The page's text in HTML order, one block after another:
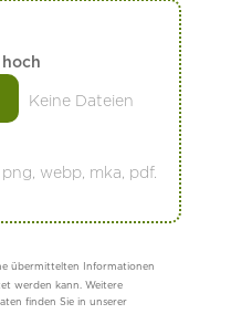
Keine Dateien
webp, mka, pdf.
übermittelten Informationen
werden kann. Weitere
finden Sie in unserer